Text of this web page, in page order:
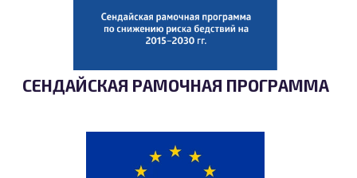
СЕНДАЙСКАЯ РАМОЧНАЯ ПРОГРАММА